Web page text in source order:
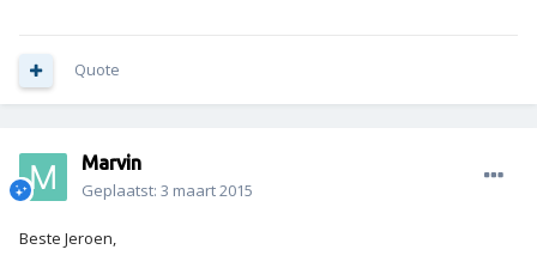
Quote
Marvin
Geplaatst: 3 maart 2015
Beste Jeroen,